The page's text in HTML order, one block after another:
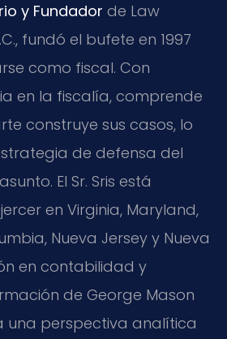
y Fundador de Law
fundó el bufete en 1997
como fiscal. Con
en la fiscalía, comprende
construye sus casos, lo
de defensa del
El Sr. Sris está
en Virginia, Maryland,
Nueva Jersey y Nueva
en contabilidad y
de George Mason
una perspectiva analítica